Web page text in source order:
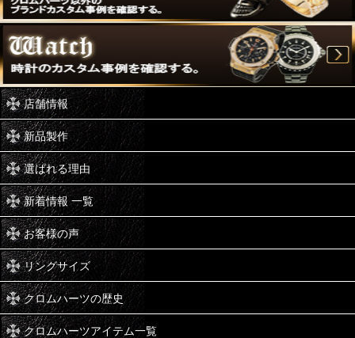
店舗情報
新品製作
選ばれる理由
新着情報 一覧
お客様の声
リングサイズ
クロムハーツの歴史
クロムハーツアイテム一覧